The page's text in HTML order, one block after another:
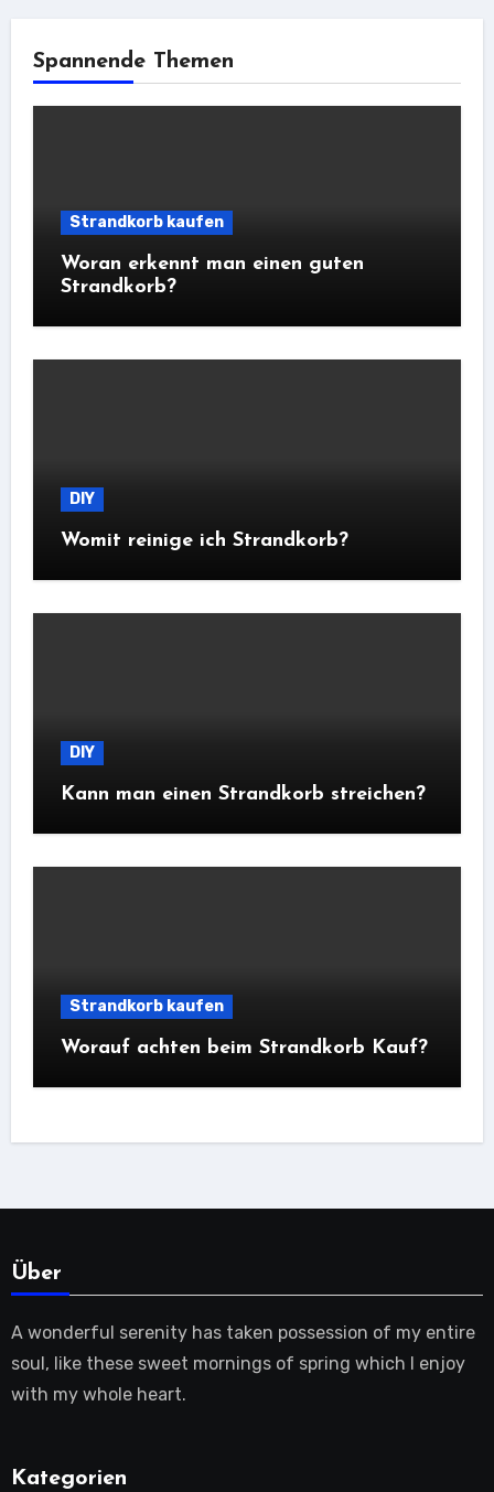
Spannende Themen
Strandkorb kaufen
Woran erkennt man einen guten
Strandkorb?
DIY
Womit reinige ich Strandkorb?
DIY
Kann man einen Strandkorb streichen?
Strandkorb kaufen
Worauf achten beim Strandkorb Kauf?
Über
A wonderful serenity has taken possession of my entire
soul, like these sweet mornings of spring which I enjoy
with my whole heart.
Kategorien